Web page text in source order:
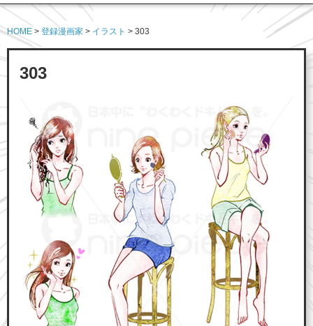
HOME > 登録漫画家 > イラスト > 303
303